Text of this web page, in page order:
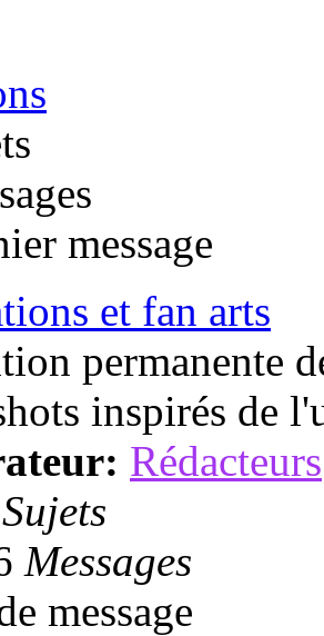
message
et fan arts
permanente
inspirés de
Rédacteurs
Sujets
Messages
message